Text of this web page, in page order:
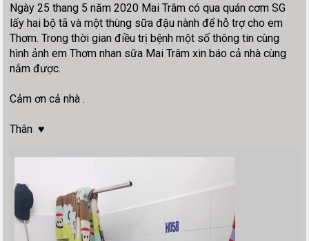
Ngày 25 thang 5 năm 2020 Mai Trâm có qua quán cơm SG
lấy hai bộ tã và một thùng sữa đậu nành để hỗ trợ cho em
Thơm. Trong thời gian điều trị bệnh một số thông tin cùng
hình ảnh em Thơm nhan sữa Mai Trâm xin báo cả nhà cùng
nắm được.
Cảm ơn cả nhà .
Thân ♥️